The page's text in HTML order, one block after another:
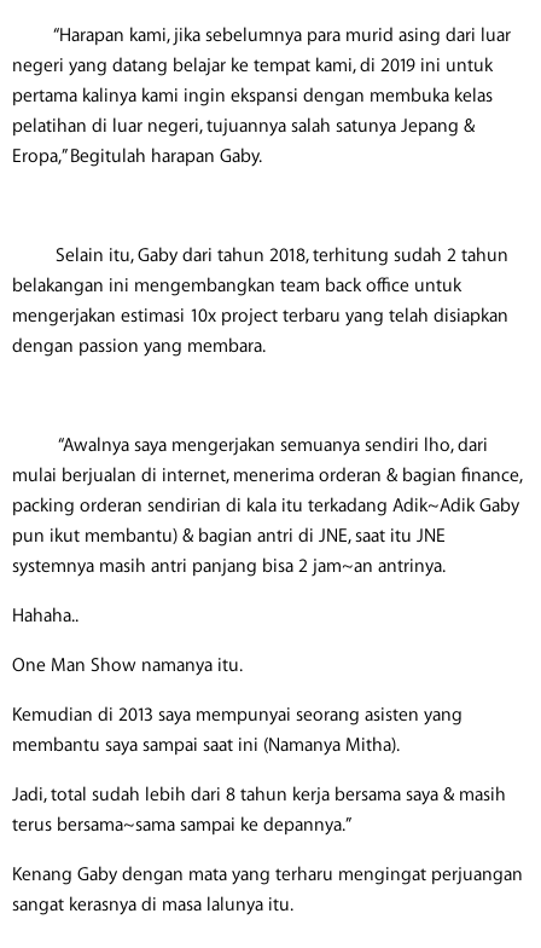
“Harapan kami, jika sebelumnya para murid asing dari luar
negeri yang datang belajar ke tempat kami, di 2019 ini untuk
pertama kalinya kami ingin ekspansi dengan membuka kelas
pelatihan di luar negeri, tujuannya salah satunya Jepang &
Eropa,” Begitulah harapan Gaby.
Selain itu, Gaby dari tahun 2018, terhitung sudah 2 tahun
belakangan ini mengembangkan team back office untuk
mengerjakan estimasi 10x project terbaru yang telah disiapkan
dengan passion yang membara.
“Awalnya saya mengerjakan semuanya sendiri lho, dari
mulai berjualan di internet, menerima orderan & bagian finance,
packing orderan sendirian di kala itu terkadang Adik~Adik Gaby
pun ikut membantu) & bagian antri di JNE, saat itu JNE
systemnya masih antri panjang bisa 2 jam~an antrinya.
Hahaha..
One Man Show namanya itu.
Kemudian di 2013 saya mempunyai seorang asisten yang
membantu saya sampai saat ini (Namanya Mitha).
Jadi, total sudah lebih dari 8 tahun kerja bersama saya & masih
terus bersama~sama sampai ke depannya.”
Kenang Gaby dengan mata yang terharu mengingat perjuangan
sangat kerasnya di masa lalunya itu.